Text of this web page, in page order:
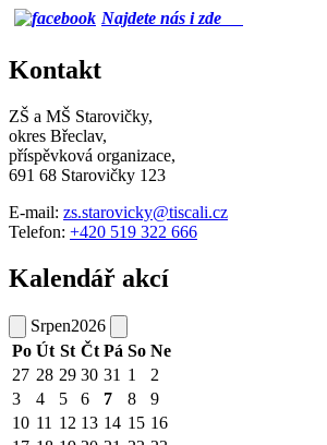
Najdete nás i zde
Kontakt
ZŠ a MŠ Starovičky,
okres Břeclav,
příspěvková organizace,
691 68 Starovičky 123
E-mail: zs.starovicky@tiscali.cz
Telefon: +420 519 322 666
Kalendář akcí
Srpen2026
Po Út St Čt Pá So Ne
27 28 29 30 31 1
2
3
4 5 6 7 8
9
10 11 12 13 14 15 16